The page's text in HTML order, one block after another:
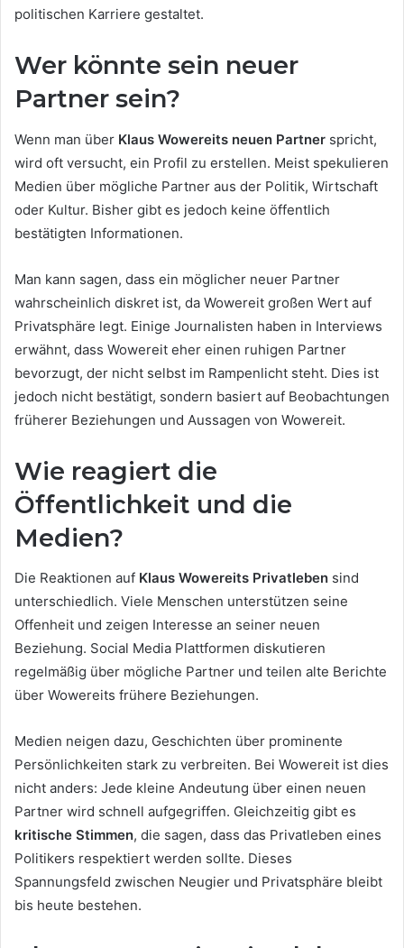
politischen Karriere gestaltet.
Wer könnte sein neuer
Partner sein?
Wenn man über Klaus Wowereits neuen Partner spricht,
wird oft versucht, ein Profil zu erstellen. Meist spekulieren
Medien über mögliche Partner aus der Politik, Wirtschaft
oder Kultur. Bisher gibt es jedoch keine öffentlich
bestätigten Informationen.
Man kann sagen, dass ein möglicher neuer Partner
wahrscheinlich diskret ist, da Wowereit großen Wert auf
Privatsphäre legt. Einige Journalisten haben in Interviews
erwähnt, dass Wowereit eher einen ruhigen Partner
bevorzugt, der nicht selbst im Rampenlicht steht. Dies ist
jedoch nicht bestätigt, sondern basiert auf Beobachtungen
früherer Beziehungen und Aussagen von Wowereit.
Wie reagiert die
Öffentlichkeit und die
Medien?
Die Reaktionen auf Klaus Wowereits Privatleben sind
unterschiedlich. Viele Menschen unterstützen seine
Offenheit und zeigen Interesse an seiner neuen
Beziehung. Social Media Plattformen diskutieren
regelmäßig über mögliche Partner und teilen alte Berichte
über Wowereits frühere Beziehungen.
Medien neigen dazu, Geschichten über prominente
Persönlichkeiten stark zu verbreiten. Bei Wowereit ist dies
nicht anders: Jede kleine Andeutung über einen neuen
Partner wird schnell aufgegriffen. Gleichzeitig gibt es
kritische Stimmen, die sagen, dass das Privatleben eines
Politikers respektiert werden sollte. Dieses
Spannungsfeld zwischen Neugier und Privatsphäre bleibt
bis heute bestehen.